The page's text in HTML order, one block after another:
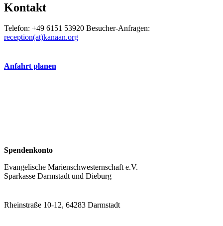
Kontakt
Telefon: +49 6151 53920 Besucher-Anfragen:
reception(at)kanaan.org
Anfahrt planen
Spendenkonto
Evangelische Marienschwesternschaft e.V.
Sparkasse Darmstadt und Dieburg
Rheinstraße 10-12, 64283 Darmstadt